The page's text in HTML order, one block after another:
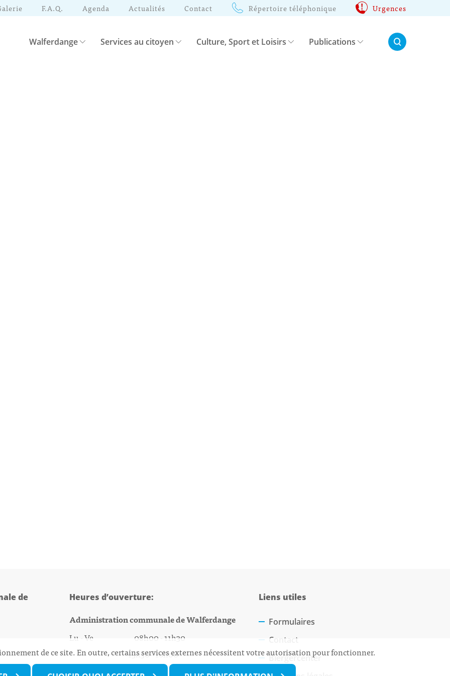
F.A.Q. Agenda Actualités Contact Répertoire téléphonique Urgences
Walferdange Services au citoyen Culture, Sport et Loisirs Publications Rechercher:
de
Heures d’ouverture:
Administration communale de Walferdange
Lu - Ve 08h00 - 11h30
13h30 - 16h00
Biergercenter
Liens utiles
Formulaires
Contact
Biergercenter
de ce site. En outre, certains services externes nécessitent votre autorisation pour fonctionner.